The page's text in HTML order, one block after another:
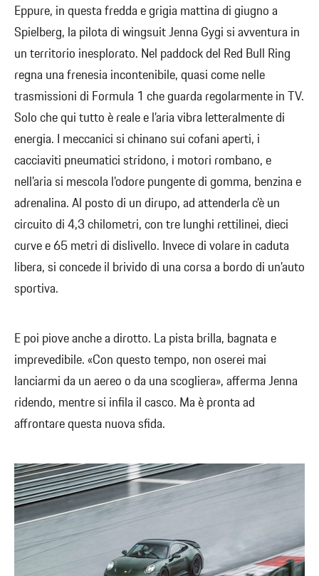
Eppure, in questa fredda e grigia mattina di giugno a
Spielberg, la pilota di wingsuit Jenna Gygi si avventura in
un territorio inesplorato. Nel paddock del Red Bull Ring
regna una frenesia incontenibile, quasi come nelle
trasmissioni di Formula 1 che guarda regolarmente in TV.
Solo che qui tutto è reale e l’aria vibra letteralmente di
energia. I meccanici si chinano sui cofani aperti, i
cacciaviti pneumatici stridono, i motori rombano, e
nell’aria si mescola l’odore pungente di gomma, benzina e
adrenalina. Al posto di un dirupo, ad attenderla c’è un
circuito di 4,3 chilometri, con tre lunghi rettilinei, dieci
curve e 65 metri di dislivello. Invece di volare in caduta
libera, si concede il brivido di una corsa a bordo di un’auto
sportiva.
E poi piove anche a dirotto. La pista brilla, bagnata e
imprevedibile. «Con questo tempo, non oserei mai
lanciarmi da un aereo o da una scogliera», afferma Jenna
ridendo, mentre si infila il casco. Ma è pronta ad
affrontare questa nuova sfida.